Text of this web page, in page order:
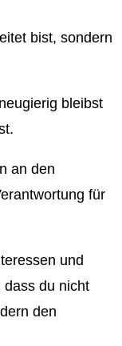
bist, sondern
bleibst
an den
für
und
dass du nicht
den